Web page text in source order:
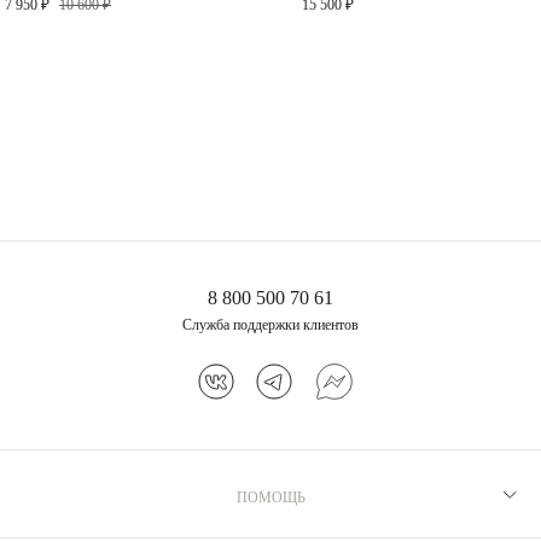
7 950 ₽ 10 600 ₽ 15 500 ₽
8 800 500 70 61
Служба поддержки клиентов
ПОМОЩЬ
Рекомендации по уходу